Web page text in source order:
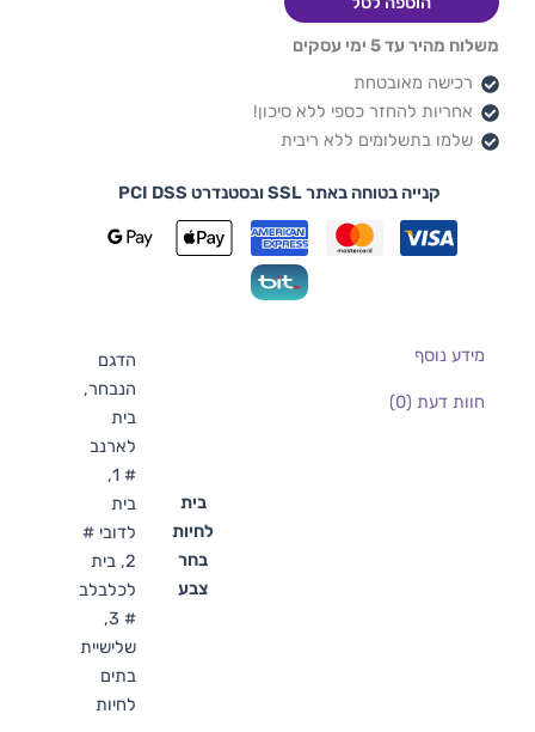
משלוח מהיר עד 5 ימי עסקים
רכישה מאובטחת
אחריות להחזר כספי ללא סיכון!
שלמו בתשלומים ללא ריבית
קנייה בטוחה באתר SSL ובסטנדרט PCI DSS
מידע נוסף
חוות דעת (0)
בית
לחיות
בחר
צבע
הדגם
הנבחר,
בית
לארנב
# 1,
בית
לדובי #
2, בית
לכלבלב
# 3,
שלישיית
בתים
לחיות